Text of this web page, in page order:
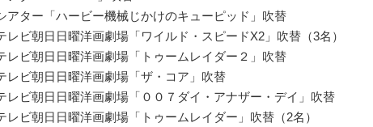
アター「ハービー機械じかけのキューピッド」吹替
レビ朝日日曜洋画劇場「ワイルド・スピードX2」吹替（3名）
レビ朝日日曜洋画劇場「トゥームレイダー２」吹替
レビ朝日日曜洋画劇場「ザ・コア」吹替
レビ朝日日曜洋画劇場「００７ダイ・アナザー・デイ」吹替
レビ朝日日曜洋画劇場「トゥームレイダー」吹替（2名）